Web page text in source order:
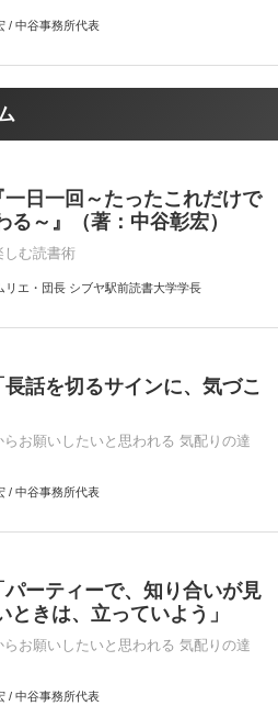
/ 中谷事務所代表
日一回～たったこれだけで
る～』（著：中谷彰宏）
しむ読書術
リエ・団長 シブヤ駅前読書大学学長
話を切るサインに、気づこ
らお願いしたいと思われる 気配りの達
/ 中谷事務所代表
ーティーで、知り合いが見
ときは、立っていよう」
らお願いしたいと思われる 気配りの達
/ 中谷事務所代表